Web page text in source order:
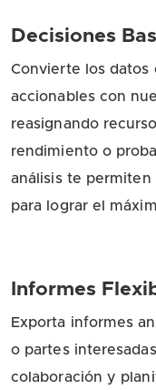
Decisiones
Convierte los
accionables con
reasignando
rendimiento o
análisis te
para lograr el
Informes
Exporta informes
o partes
colaboración y